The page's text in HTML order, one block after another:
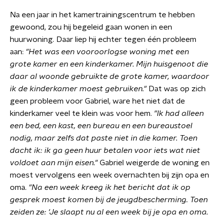
Na een jaar in het kamertrainingscentrum te hebben
gewoond, zou hij begeleid gaan wonen in een
huurwoning. Daar liep hij echter tegen één probleem
aan: "Het was een vooroorlogse woning met een
grote kamer en een kinderkamer. Mijn huisgenoot die
daar al woonde gebruikte de grote kamer, waardoor
ik de kinderkamer moest gebruiken."Dat was op zich
geen probleem voor Gabriel, ware het niet dat de
kinderkamer veel te klein was voor hem. "Ik had alleen
een bed, een kast, een bureau en een bureaustoel
nodig, maar zelfs dat paste niet in die kamer. Toen
dacht ik: ik ga geen huur betalen voor iets wat niet
voldoet aan mijn eisen."Gabriel weigerde de woning en
moest vervolgens een week overnachten bij zijn opa en
oma. "Na een week kreeg ik het bericht dat ik op
gesprek moest komen bij de jeugdbescherming. Toen
zeiden ze: 'Je slaapt nu al een week bij je opa en oma.